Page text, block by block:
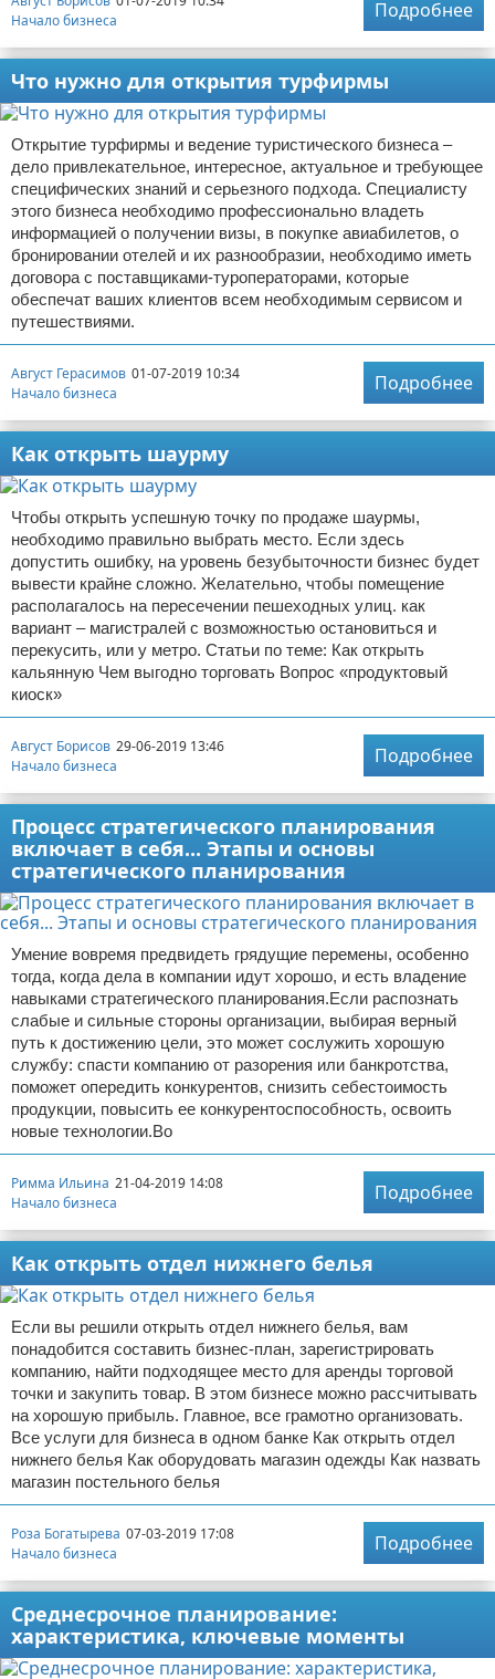
Начало бизнеса
Подробнее
Что нужно для открытия турфирмы
Открытие турфирмы и ведение туристического бизнеса –
дело привлекательное, интересное, актуальное и требующее
специфических знаний и серьезного подхода. Специалисту
этого бизнеса необходимо профессионально владеть
информацией о получении визы, в покупке авиабилетов, о
бронировании отелей и их разнообразии, необходимо иметь
договора с поставщиками-туроператорами, которые
обеспечат ваших клиентов всем необходимым сервисом и
путешествиями.
Август Герасимов 01-07-2019 10:34
Начало бизнеса
Подробнее
Как открыть шаурму
Чтобы открыть успешную точку по продаже шаурмы,
необходимо правильно выбрать место. Если здесь
допустить ошибку, на уровень безубыточности бизнес будет
вывести крайне сложно. Желательно, чтобы помещение
располагалось на пересечении пешеходных улиц. как
вариант – магистралей с возможностью остановиться и
перекусить, или у метро. Статьи по теме: Как открыть
кальянную Чем выгодно торговать Вопрос «продуктовый
киоск»
Август Борисов 29-06-2019 13:46
Начало бизнеса
Подробнее
Процесс стратегического планирования
включает в себя... Этапы и основы
стратегического планирования
Умение вовремя предвидеть грядущие перемены, особенно
тогда, когда дела в компании идут хорошо, и есть владение
навыками стратегического планирования.Если распознать
слабые и сильные стороны организации, выбирая верный
путь к достижению цели, это может сослужить хорошую
службу: спасти компанию от разорения или банкротства,
поможет опередить конкурентов, снизить себестоимость
продукции, повысить ее конкурентоспособность, освоить
новые технологии.Во
Римма Ильина 21-04-2019 14:08
Начало бизнеса
Подробнее
Как открыть отдел нижнего белья
Если вы решили открыть отдел нижнего белья, вам
понадобится составить бизнес-план, зарегистрировать
компанию, найти подходящее место для аренды торговой
точки и закупить товар. В этом бизнесе можно рассчитывать
на хорошую прибыль. Главное, все грамотно организовать.
Все услуги для бизнеса в одном банке Как открыть отдел
нижнего белья Как оборудовать магазин одежды Как назвать
магазин постельного белья
Роза Богатырева 07-03-2019 17:08
Начало бизнеса
Подробнее
Среднесрочное планирование:
характеристика, ключевые моменты